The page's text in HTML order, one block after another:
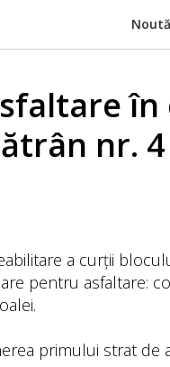
nr.
a curții
pentru asfaltare:
primului strat de